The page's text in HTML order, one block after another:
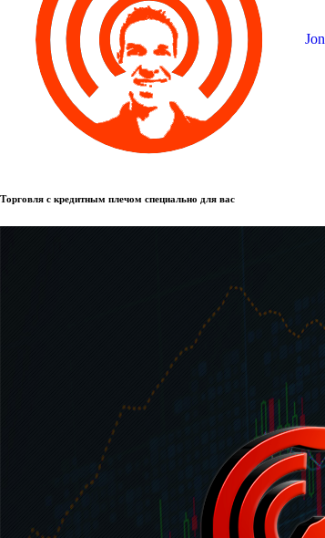
Jon
Торговля с кредитным плечом специально для вас